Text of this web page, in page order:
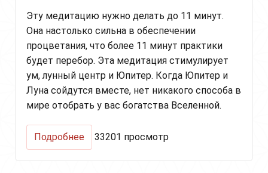
Эту медитацию нужно делать до 11 минут.
Она настолько сильна в обеспечении
процветания, что более 11 минут практики
будет перебор. Эта медитация стимулирует
ум, лунный центр и Юпитер. Когда Юпитер и
Луна сойдутся вместе, нет никакого способа в
мире отобрать у вас богатства Вселенной.
Подробнее
Медитация
33201 просмотр